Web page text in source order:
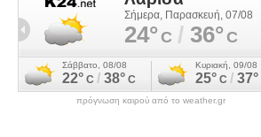
πρόγνωση καιρού από το weather.gr